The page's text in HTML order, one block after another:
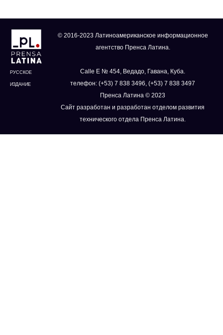
РУССКОЕ
ИЗДАНИЕ
© 2016-2023 Латиноамериканское информационное
агентство Пренса Латина.
Calle E № 454, Ведадо, Гавана, Куба.
телефон: (+53) 7 838 3496, (+53) 7 838 3497
Пренса Латина © 2023
Сайт разработан и разработан отделом развития
технического отдела Пренса Латина.